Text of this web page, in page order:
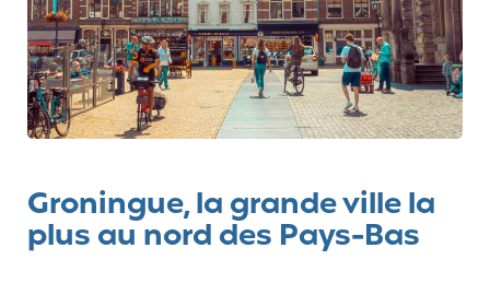
Groningue, la grande ville la
plus au nord des Pays-Bas